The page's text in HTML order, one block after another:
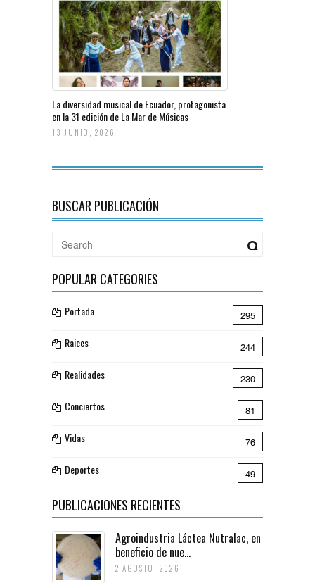
La diversidad musical de Ecuador, protagonista
en la 31 edición de La Mar de Músicas
13 JUNIO, 2026
BUSCAR PUBLICACIÓN
POPULAR CATEGORIES
Portada 295
Raices 244
Realidades 230
Conciertos 81
Vidas 76
Deportes 49
PUBLICACIONES RECIENTES
Agroindustria Láctea Nutralac, en
beneficio de nue...
2 AGOSTO, 2026